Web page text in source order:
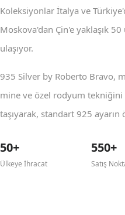
Koleksiyonlar İtalya ve
Moskova'dan Çin'e yaklaşık
ulaşıyor.
935 Silver by Roberto Bravo,
mine ve özel rodyum
taşıyarak, standart 925
50+
Ülkeye İhracat
550+
Satış